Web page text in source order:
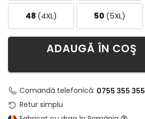
48 (4XL) 50 (5XL)
ADAUGĂ ÎN COŞ
Comandă telefonică: 0755 355 355
Retur simplu